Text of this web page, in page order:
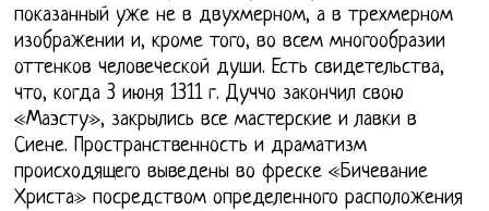
показанный уже не в двухмерном, а в трехмерном
изображении и, кроме того, во всем многообразии
оттенков человеческой души. Есть свидетельства,
что, когда 3 июня 1311 г. Дуччо закончил свою
«Маэсту», закрылись все мастерские и лавки в
Сиене. Пространственность и драматизм
происходящего выведены во фреске «Бичевание
Христа» посредством определенного расположения